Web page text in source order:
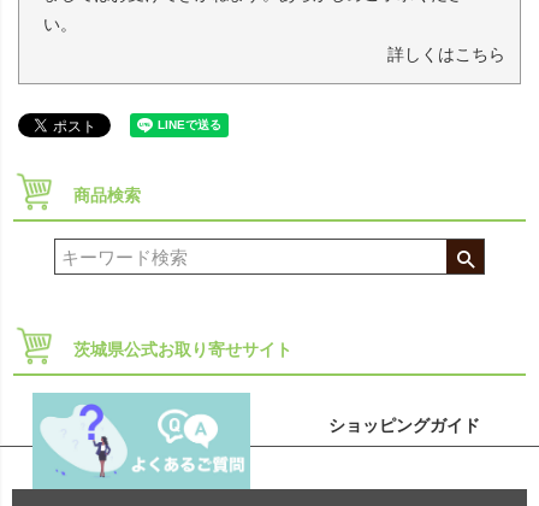
い。
詳しくはこちら
商品検索
茨城県公式お取り寄せサイト
ショッピングガイド